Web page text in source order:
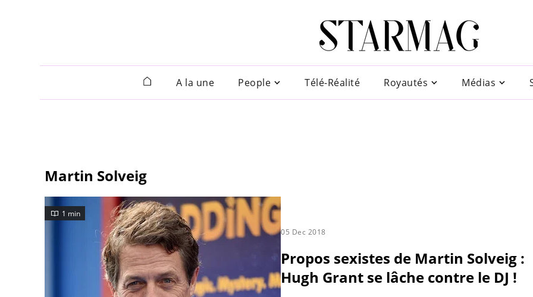
A la une People Télé-Réalité Royautés Médias
Martin Solveig
1 min
05 Dec 2018
Propos sexistes de Martin Solveig :
Hugh Grant se lâche contre le DJ !